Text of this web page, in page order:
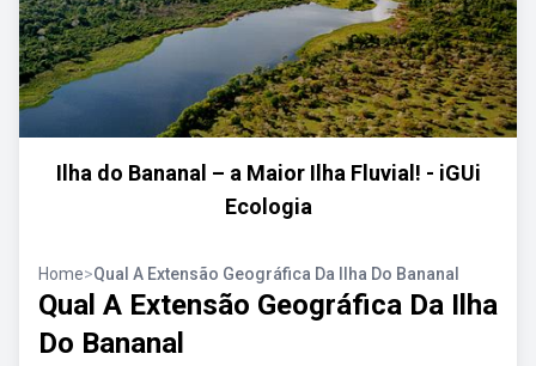
Ilha do Bananal – a Maior Ilha Fluvial! - iGUi
Ecologia
Home>Qual A Extensão Geográfica Da Ilha Do Bananal
Qual A Extensão Geográfica Da Ilha
Do Bananal